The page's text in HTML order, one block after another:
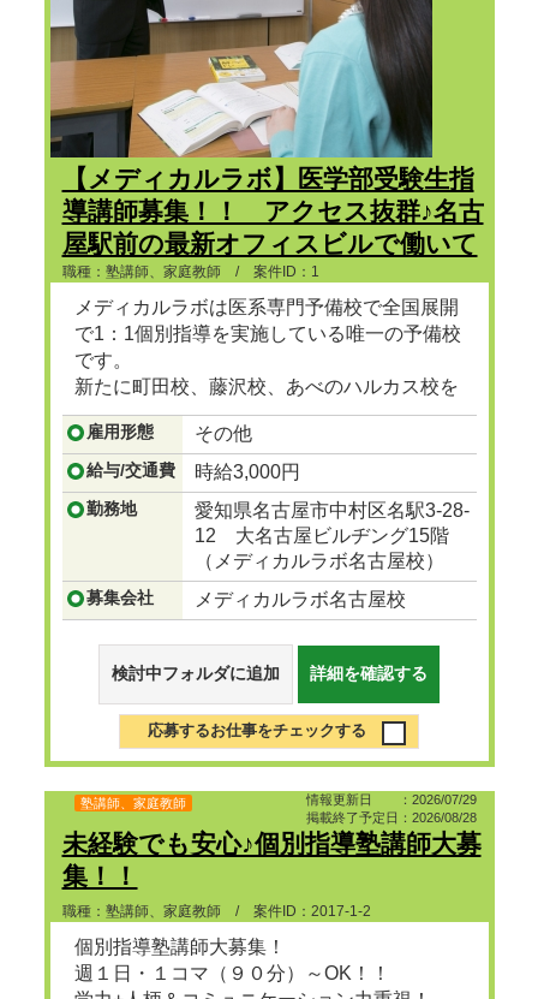
【メディカルラボ】医学部受験生指
導講師募集！！ アクセス抜群♪名古
屋駅前の最新オフィスビルで働いて
みませんか？
職種：塾講師、家庭教師 / 案件ID：1
メディカルラボは医系専門予備校で全国展開
で1：1個別指導を実施している唯一の予備校
です。
新たに町田校、藤沢校、あべのハルカス校を
加え、全27校舎を展開しています。
医系専門の予備校では医学部合格者数実質
No.1を誇る予備校です。
...つづきを見る
雇用形態 その他
給与/交通費 時給3,000円
勤務地
愛知県名古屋市中村区名駅3-28-
12 大名古屋ビルヂング15階
（メディカルラボ名古屋校）
募集会社 メディカルラボ名古屋校
検討中フォルダに追加 詳細を確認する
応募するお仕事をチェックする
情報更新日 ：2026/07/29
掲載終了予定日：2026/08/28
塾講師、家庭教師
未経験でも安心♪個別指導塾講師大募
集！！
職種：塾講師、家庭教師 / 案件ID：2017-1-2
個別指導塾講師大募集！
週１日・１コマ（９０分）～OK！！